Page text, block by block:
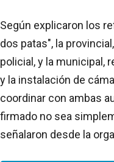
Según explicaron los
dos patas", la
policial, y la municipal,
y la instalación de
coordinar con ambas
firmado no sea
señalaron desde la